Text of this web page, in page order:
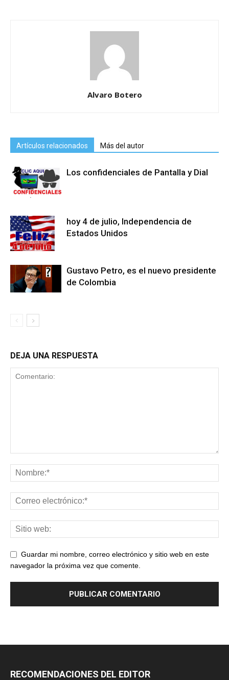
Alvaro Botero
Artículos relacionados Más del autor
Los confidenciales de Pantalla y Dial
hoy 4 de julio, Independencia de
Estados Unidos
Gustavo Petro, es el nuevo presidente
de Colombia
DEJA UNA RESPUESTA
Guardar mi nombre, correo electrónico y sitio web en este
navegador la próxima vez que comente.
RECOMENDACIONES DEL EDITOR